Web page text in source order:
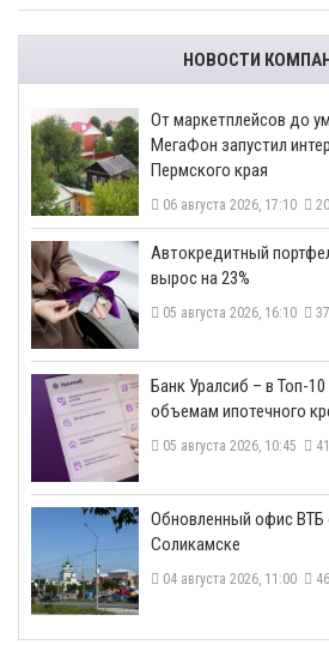
НОВОСТИ
От маркетплейсов до
МегаФон запустил
Пермского края
06 августа 2026, 17:10
​Автокредитный
вырос на 23%
05 августа 2026, 16:10
​Банк Уралсиб – в Топ-10
объемам ипотечного
05 августа 2026, 10:45
​Обновленный офис ВТБ
Соликамске
04 августа 2026, 11:00